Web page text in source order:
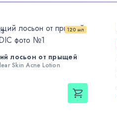
120 мл
лосьон от прыщей
Skin Acne Lotion